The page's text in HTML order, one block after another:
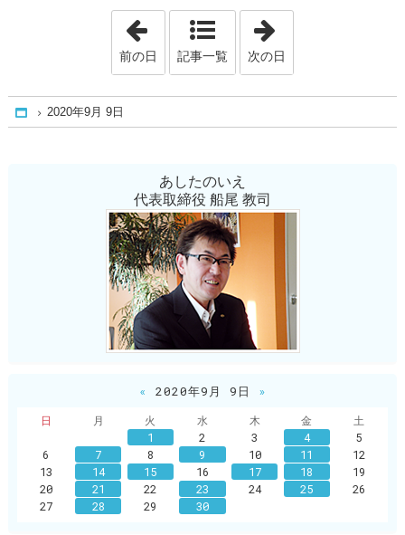
「2020年9月 7日」
前の日 記事一覧 次の日
Home
2020年9月 9日
あしたのいえ
代表取締役 船尾 教司
« 2020年9月 9日
»
日
月 火 水 木 金
土
1
2 3 4
5
6
7 8 9 10 11
12
13
14 15 16 17 18
19
20
21 22 23 24 25
26
27
28 29 30